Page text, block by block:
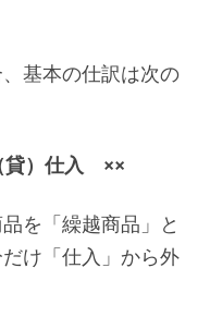
基本の仕訳は次の
）仕入 ××
を「繰越商品」と
け「仕入」から外